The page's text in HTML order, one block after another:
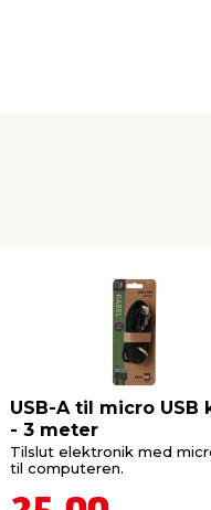
USB-A til micro USB
- 3 meter
Tilslut elektronik med
til computeren.